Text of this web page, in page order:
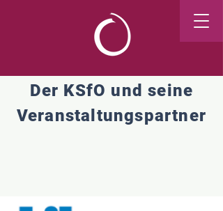
Der KSfO und seine
Veranstaltungspartner